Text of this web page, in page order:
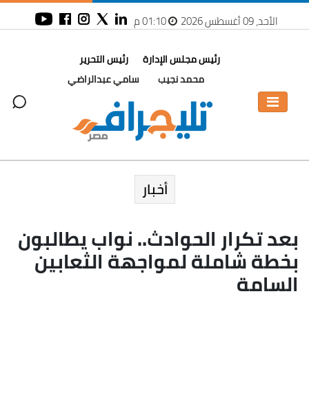
الأحد، 09 أغسطس 2026 01:10 م
رئيس مجلس الإدارة
محمد نجيب
رئيس التحرير
سامي عبدالراضي
أخبار
بعد تكرار الحوادث.. نواب يطالبون
بخطة شاملة لمواجهة الثعابين
السامة